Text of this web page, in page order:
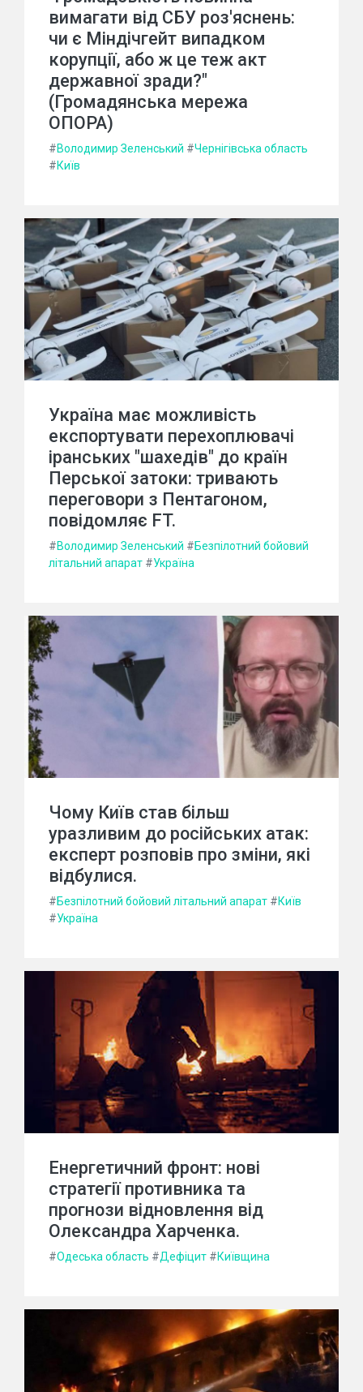
вимагати від СБУ роз'яснень:
чи є Міндічгейт випадком
корупції, або ж це теж акт
державної зради?"
(Громадянська мережа
ОПОРА)
#Володимир Зеленський #Чернігівська область
#Київ
Україна має можливість
експортувати перехоплювачі
іранських "шахедів" до країн
Перської затоки: тривають
переговори з Пентагоном,
повідомляє FT.
#Володимир Зеленський #Безпілотний бойовий
літальний апарат #Україна
Чому Київ став більш
уразливим до російських атак:
експерт розповів про зміни, які
відбулися.
#Безпілотний бойовий літальний апарат #Київ
#Україна
Енергетичний фронт: нові
стратегії противника та
прогнози відновлення від
Олександра Харченка.
#Одеська область #Дефіцит #Київщина